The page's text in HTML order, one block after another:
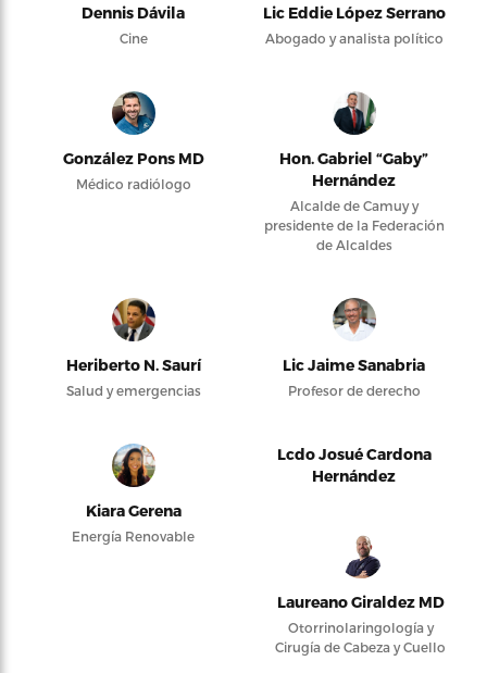
Dennis Dávila
Cine
Lic Eddie López Serrano
Abogado y analista político
González Pons MD
Médico radiólogo
Hon. Gabriel “Gaby”
Hernández
Alcalde de Camuy y
presidente de la Federación
de Alcaldes
Heriberto N. Saurí
Salud y emergencias
Lic Jaime Sanabria
Profesor de derecho
Kiara Gerena
Energía Renovable
Lcdo Josué Cardona
Hernández
Laureano Giraldez MD
Otorrinolaringología y
Cirugía de Cabeza y Cuello